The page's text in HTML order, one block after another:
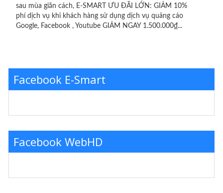
sau mùa giãn cách, E-SMART ƯU ĐÃI LỚN: GIẢM 10%
phí dịch vụ khi khách hàng sử dụng dịch vụ quảng cáo
Google, Facebook , Youtube GIẢM NGAY 1.500.000₫...
Facebook E-Smart
Facebook WebHD